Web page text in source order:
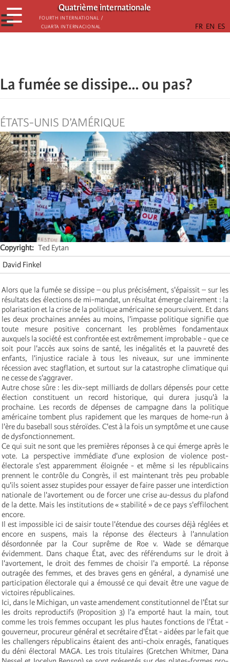
Aller
au
contenu
Quatrième internationale
Fourth International /
Cuarta Internacional
☰
☰
La fumée se dissipe... ou pas?
ÉTATS-UNIS D’AMÉRIQUE
Copyright
Ted Eytan
David Finkel
Alors que la fumée se dissipe – ou plus précisément, s'épaissit – sur les
résultats des élections de mi-mandat, un résultat émerge clairement : la
polarisation et la crise de la politique américaine se poursuivent. Et dans
les deux prochaines années au moins, l'impasse politique signifie que
toute mesure positive concernant les problèmes fondamentaux
auxquels la société est confrontée est extrêmement improbable - que ce
soit pour l'accès aux soins de santé, les inégalités et la pauvreté des
enfants, l'injustice raciale à tous les niveaux, sur une imminente
récession avec stagflation, et surtout sur la catastrophe climatique qui
ne cesse de s'aggraver.
Autre chose sûre : les dix-sept milliards de dollars dépensés pour cette
élection constituent un record historique, qui durera jusqu'à la
prochaine. Les records de dépenses de campagne dans la politique
américaine tombent plus rapidement que les marques de home-run à
l'ère du baseball sous stéroïdes. C'est à la fois un symptôme et une cause
de dysfonctionnement.
Ce qui suit ne sont que les premières réponses à ce qui émerge après le
vote. La perspective immédiate d'une explosion de violence post-
électorale s'est apparemment éloignée - et même si les républicains
prennent le contrôle du Congrès, il est maintenant très peu probable
qu'ils soient assez stupides pour essayer de faire passer une interdiction
nationale de l'avortement ou de forcer une crise au-dessus du plafond
de la dette. Mais les institutions de « stabilité » de ce pays s'effilochent
encore.
Il est impossible ici de saisir toute l'étendue des courses déjà réglées et
encore en suspens, mais la réponse des électeurs à l'annulation
désordonnée par la Cour suprême de Roe v. Wade se démarque
évidemment. Dans chaque État, avec des référendums sur le droit à
l'avortement, le droit des femmes de choisir l'a emporté. La réponse
outragée des femmes, et des braves gens en général, a dynamisé une
participation électorale qui a émoussé ce qui devait être une vague de
victoires républicaines.
Ici, dans le Michigan, un vaste amendement constitutionnel de l'État sur
les droits reproductifs (Proposition 3) l'a emporté haut la main, tout
comme les trois femmes occupant les plus hautes fonctions de l'État -
gouverneur, procureur général et secrétaire d'État - aidées par le fait que
les challengers républicains étaient des anti-choix enragés, fanatiques
du déni électoral MAGA. Les trois titulaires (Gretchen Whitmer, Dana